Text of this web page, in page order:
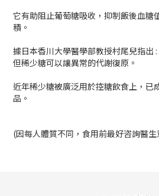
它有助阻止葡萄糖吸收，抑制飯後血糖
積。
據日本香川大學醫學部教授村尾兒指出
但稀少糖可以讓異常的代謝復原。
近年稀少糖被廣泛用於控糖飲食上，已
品。
(因每人體質不同，食用前最好咨詢醫生